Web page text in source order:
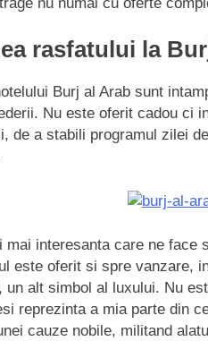
rasfatului la
Burj al Arab sunt
Nu este oferit cadou ci
de a stabili programul zilei
mai interesanta care ne
este oferit si spre vanzare,
un alt simbol al luxului. Nu
reprezinta a mia parte din
cauze nobile, militand